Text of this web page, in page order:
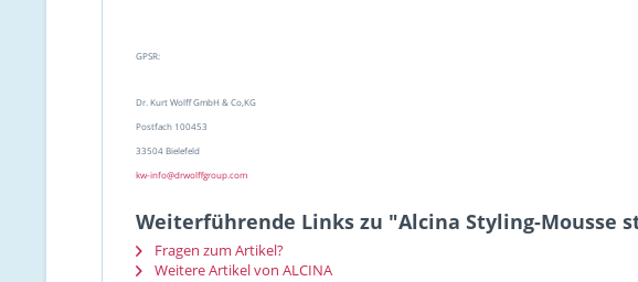
GPSR:
Dr. Kurt Wolff GmbH & Co,KG
Postfach 100453
33504 Bielefeld
kw-info@drwolffgroup.com
Weiterführende Links zu "Alcina Styling-Mousse
Fragen zum Artikel?
Weitere Artikel von ALCINA